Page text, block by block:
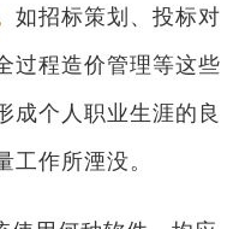
如招标策划、投标对
过程造价管理等这些
成个人职业生涯的良
工作所湮没。